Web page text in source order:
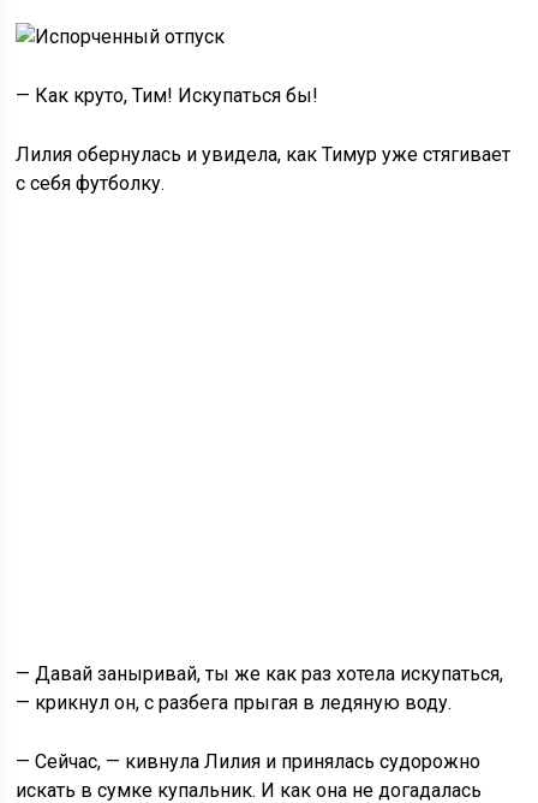
— Как круто, Тим! Искупаться бы!
Лилия обернулась и увидела, как Тимур уже стягивает
с себя футболку.
— Давай заныривай, ты же как раз хотела искупаться,
— крикнул он, с разбега прыгая в ледяную воду.
— Сейчас, — кивнула Лилия и принялась судорожно
искать в сумке купальник. И как она не догадалась